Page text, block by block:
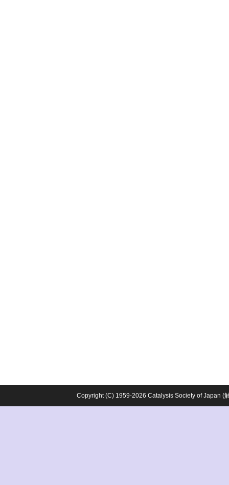
Copyright (C) 1959-2026 Catalysis Society of Japan (